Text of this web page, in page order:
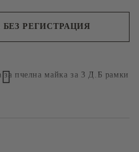
пчелна майка за 3 Д.Б рамки
РЕГИСТРАЦИЯ